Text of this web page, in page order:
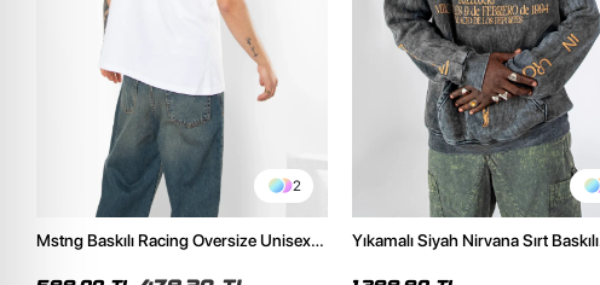
2
Mstng Baskılı Racing Oversize Unisex
Yıkamalı Siyah Nirvana Sırt Baskılı